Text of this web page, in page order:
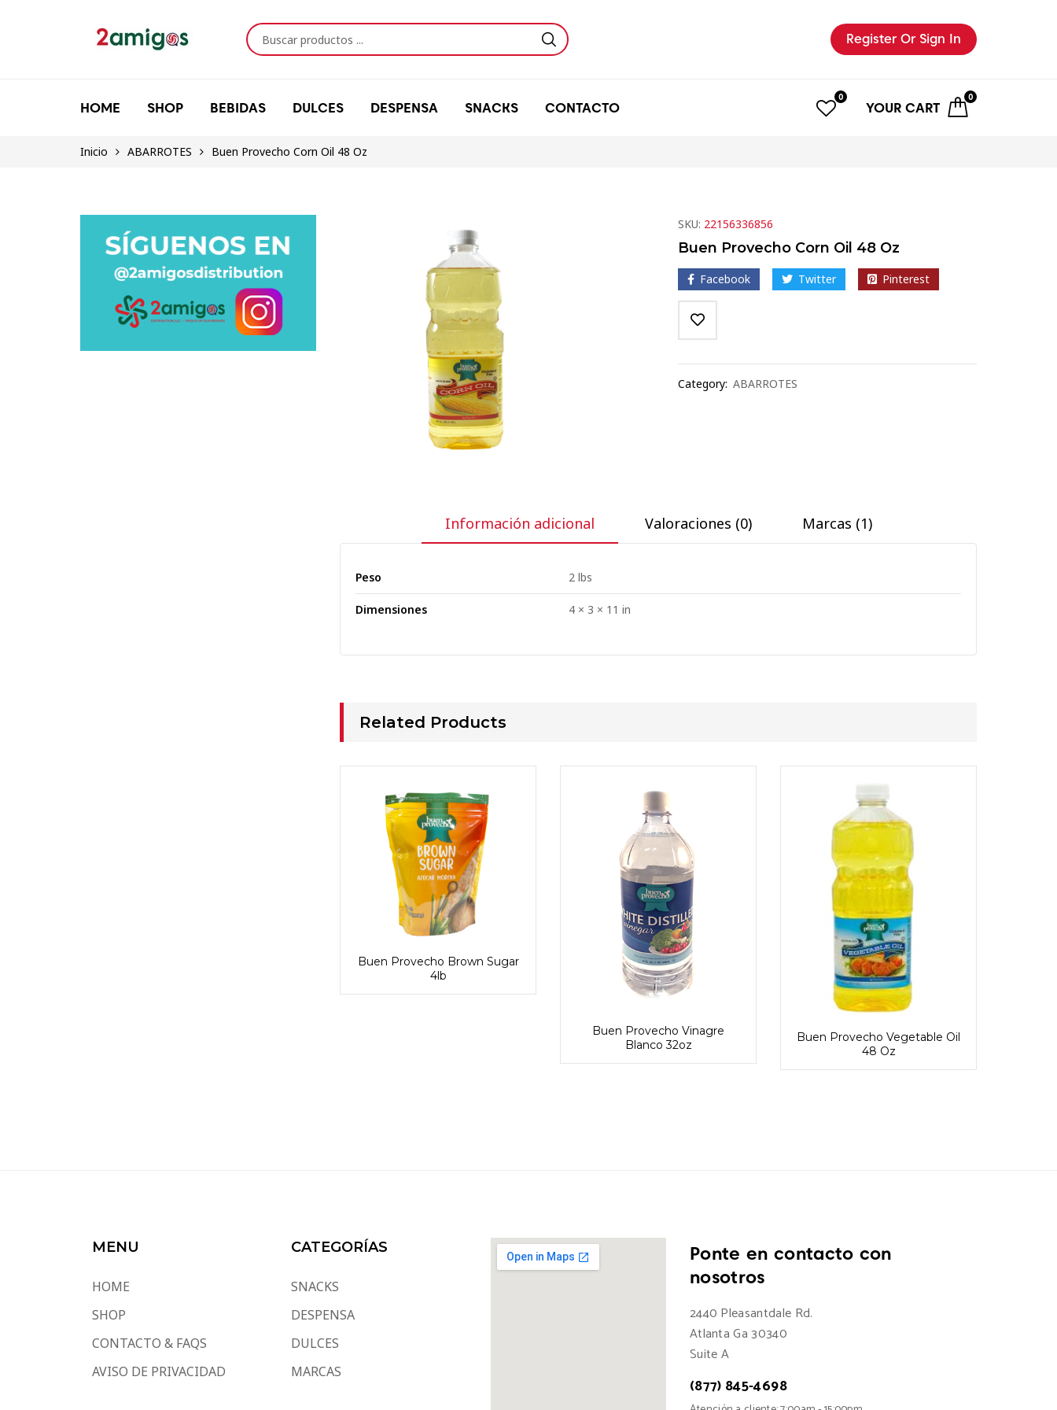
Register Or Sign In
HOME SHOP BEBIDAS DULCES DESPENSA SNACKS CONTACTO
0 0
YOUR CART
Inicio ABARROTES Buen Provecho Corn Oil 48 Oz
SKU: 22156336856
Buen Provecho Corn Oil 48 Oz
Facebook Twitter Pinterest
Category: ABARROTES
Información adicional Valoraciones (0) Marcas (1)
Peso 2 lbs
Dimensiones 4 × 3 × 11 in
Related Products
Buen Provecho Brown Sugar
4lb
Buen Provecho Vinagre
Blanco 32oz
Buen Provecho Vegetable Oil
48 Oz
MENU
HOME
SHOP
CONTACTO & FAQS
AVISO DE PRIVACIDAD
CATEGORÍAS
SNACKS
DESPENSA
DULCES
MARCAS
Ponte en contacto con
nosotros
2440 Pleasantdale Rd.
Atlanta Ga 30340
Suite A
(877) 845-4698